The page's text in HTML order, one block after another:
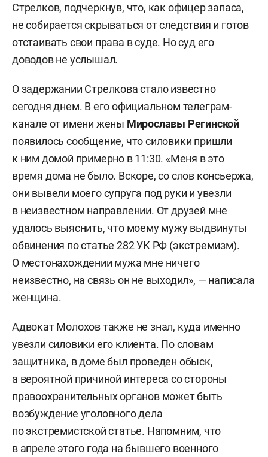
Стрелков, подчеркнув, что, как офицер запаса,
не собирается скрываться от следствия и готов
отстаивать свои права в суде. Но суд его
доводов не услышал.
О задержании Стрелкова стало известно
сегодня днем. В его официальном телеграм-
канале от имени жены Мирославы Регинской
появилось сообщение, что силовики пришли
к ним домой примерно в 11:30. «Меня в это
время дома не было. Вскоре, со слов консьержа,
они вывели моего супруга под руки и увезли
в неизвестном направлении. От друзей мне
удалось выяснить, что моему мужу выдвинуты
обвинения по статье 282 УК РФ (экстремизм).
О местонахождении мужа мне ничего
неизвестно, на связь он не выходил», — написала
женщина.
Адвокат Молохов также не знал, куда именно
увезли силовики его клиента. По словам
защитника, в доме был проведен обыск,
а вероятной причиной интереса со стороны
правоохранительных органов может быть
возбуждение уголовного дела
по экстремистской статье. Напомним, что
в апреле этого года на бывшего военного